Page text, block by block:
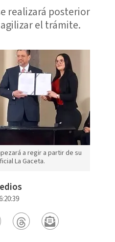
realizará posterior
el trámite.
a regir a partir de su
La Gaceta.